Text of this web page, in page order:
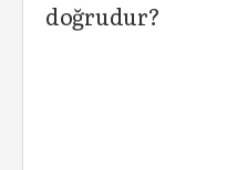
doğrudur?